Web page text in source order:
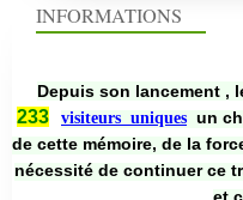
INFORMATIONS
Depuis son lancement ,
233
visiteurs uniques un
de cette mémoire, de la
nécessité de continuer ce